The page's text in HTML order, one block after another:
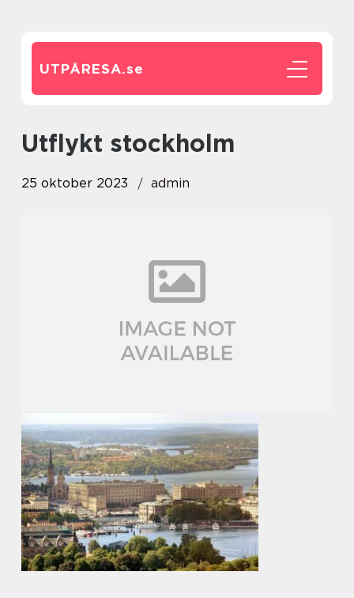
UTPÅRESA.se
utflykt stockholm
25 oktober 2023 admin